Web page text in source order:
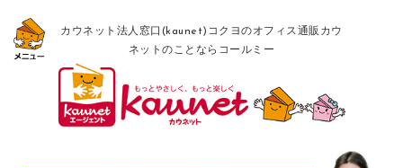
カウネット法人窓口(kaunet)コクヨのオフィス通販カウ
ネットのことならコールミー